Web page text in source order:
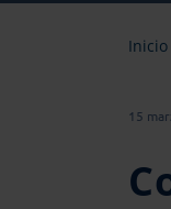
Inicio
15